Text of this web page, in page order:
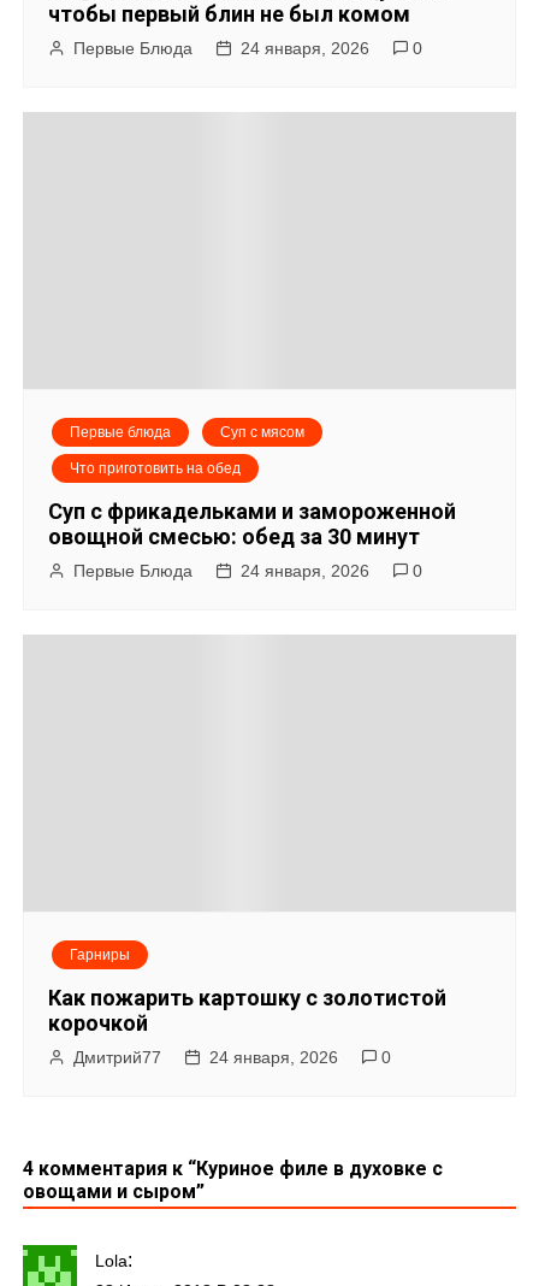
чтобы первый блин не был комом
Первые Блюда 24 января, 2026 0
Первые блюда Суп с мясом
Что приготовить на обед
Суп с фрикадельками и замороженной
овощной смесью: обед за 30 минут
Первые Блюда 24 января, 2026 0
Гарниры
Как пожарить картошку с золотистой
корочкой
Дмитрий77 24 января, 2026 0
4 комментария к “Куриное филе в духовке с
овощами и сыром”
Lola: